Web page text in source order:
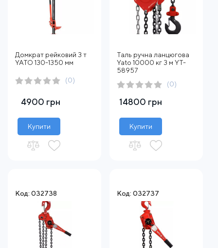
Домкрат рейковий 3 т
YATO 130-1350 мм
(0)
4900 грн
Купити
Таль ручна ланцюгова
Yato 10000 кг 3 м YT-
58957
(0)
14800 грн
Купити
Код: 032738 Код: 032737